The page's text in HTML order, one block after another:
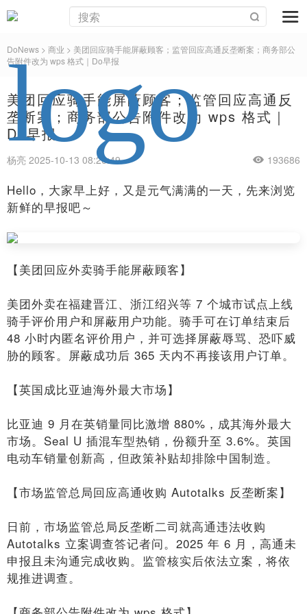
DoNews > 商业 > 美团回应骑手能屏蔽顾客；监管回应高通反垄断案；商务部公
告附件改为 wps 格式｜Do早报
美团回应骑手能屏蔽顾客；监管回应高通反
垄断案；商务部公告附件改为 wps 格式｜
Do早报
杨亮 2025-10-13 08:26:49 193686
Hello，大家早上好，又是元气满满的一天，先来浏览
新鲜的早报吧～
【美团回应外卖骑手能屏蔽顾客】
美团外卖在福建晋江、浙江绍兴等 7 个城市试点上线
骑手评价用户和屏蔽用户功能。骑手可在订单结束后
48 小时内匿名评价用户，并可选择屏蔽辱骂、恐吓威
胁的顾客。屏蔽成功后 365 天内不再接该用户订单。
【英国成比亚迪海外最大市场】
比亚迪 9 月在英销量同比激增 880%，成其海外最大
市场。Seal U 插混车型热销，份额升至 3.6%。英国
电动车销量创新高，但政策补贴却排除中国制造。
【市场监管总局回应高通收购 Autotalks 反垄断案】
日前，市场监管总局反垄断二司就高通违法收购
Autotalks 立案调查答记者问。2025 年 6 月，高通未
申报且未沟通完成收购。监管核实后依法立案，将依
规推进调查。